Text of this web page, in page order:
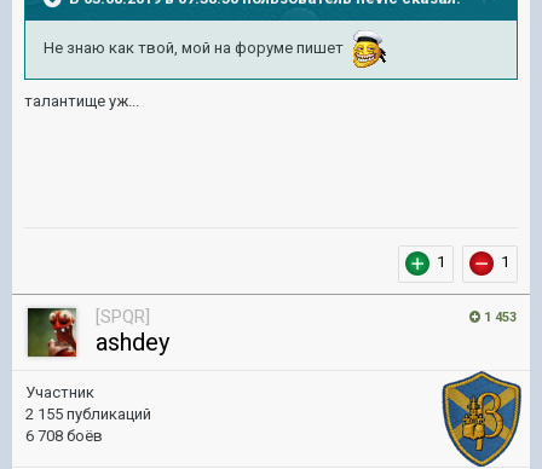
Не знаю как твой, мой на форуме пишет
талантище уж...
1 1
1 453
[SPQR]
ashdey
Участник
2 155 публикаций
6 708 боёв